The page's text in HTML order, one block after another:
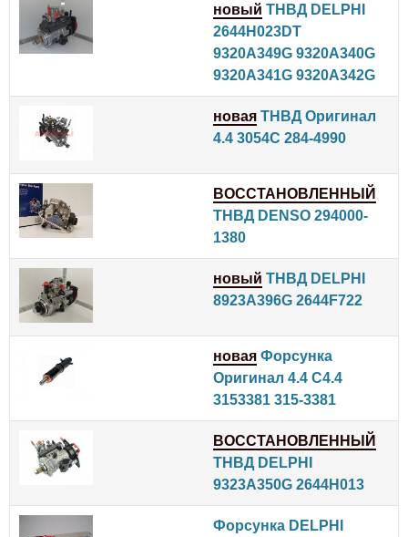
новый ТНВД DELPHI
2644H023DT
9320A349G 9320A340G
9320A341G 9320A342G
новая ТНВД Оригинал
4.4 3054C 284-4990
ВОССТАНОВЛЕННЫЙ
ТНВД DENSO 294000-
1380
новый ТНВД DELPHI
8923A396G 2644F722
новая Форсунка
Оригинал 4.4 C4.4
3153381 315-3381
ВОССТАНОВЛЕННЫЙ
ТНВД DELPHI
9323A350G 2644H013
Форсунка DELPHI